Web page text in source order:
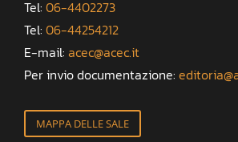
Tel: 06-4402273
Tel: 06-44254212
E-mail: acec@acec.it
Per invio documentazione:
MAPPA DELLE SALE